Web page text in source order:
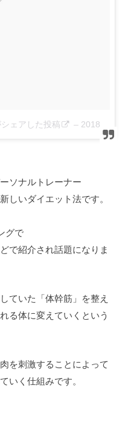
ェアした投稿 – 2018年 4月月24日午前4時56分PDT
ソナルトレーナー
しいダイエット法です。
グで
で紹介され話題になりま
ていた「体幹筋」を整え
る体に変えていくという
を刺激することによって
いく仕組みです。